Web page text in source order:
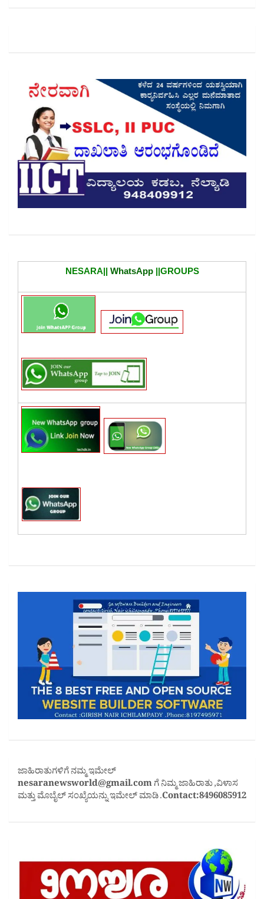
NESARA|| WhatsApp||GROUPS
ಜಾಹಿರಾತುಗಳಿಗೆ ನಮ್ಮ ಇಮೇಲ್
nesaranewsworld@gmail.comಗೆ ನಿಮ್ಮ ಜಾಹಿರಾತು ,ವಿಳಾಸ
ಮತ್ತು ಮೊಬೈಲ್ ಸಂಖ್ಯೆಯನ್ನು ಇಮೇಲ್ ಮಾಡಿ .Contact:8496085912